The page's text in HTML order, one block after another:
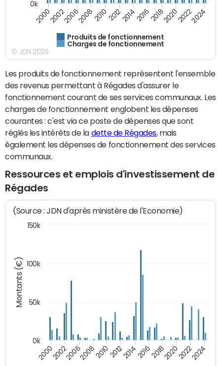
Produits de fonctionnement
Charges de fonctionnement
200020022006200820102012201420162018202020222024
0k
© JDN 2026
Les produits de fonctionnement représentent l'ensemble
des revenus permettant à Régades d'assurer le
fonctionnement courant de ses services communaux. Les
charges de fonctionnement englobent les dépenses
courantes : c'est via ce poste de dépenses que sont
réglés les intérêts de la dette de Régades, mais
également les dépenses de fonctionnement des services
communaux.
Ressources et emplois d'investissement de
Régades
Montants (€)
(Source : JDN d'après ministère de l'Economie)
200020022006200820102012201420162018202020222024
0k
50k
100k
150k